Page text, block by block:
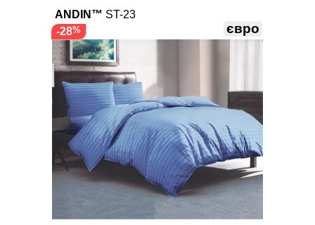
ANDIN™ ST-23
євро
-28